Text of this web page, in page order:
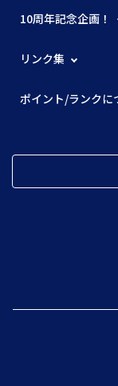
10周年記念企画！
リンク集
ポイント/ランクに